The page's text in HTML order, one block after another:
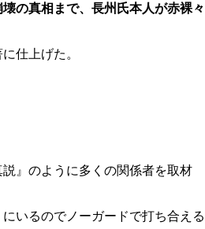
の真相まで、長州氏本人が赤裸々
仕上げた。
』のように多くの関係者を取材
いるのでノーガードで打ち合える